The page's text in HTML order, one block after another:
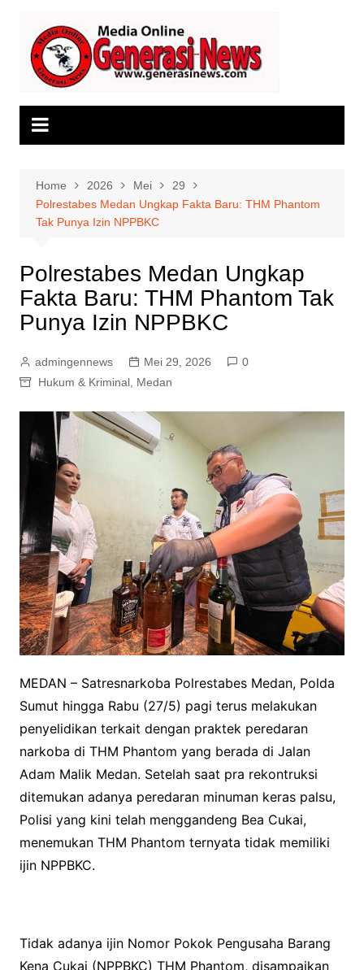
content
Home 2026 Mei
29
Polrestabes Medan Ungkap Fakta Baru: THM Phantom
Tak Punya Izin NPPBKC
Polrestabes Medan Ungkap
Fakta Baru: THM Phantom Tak
Punya Izin NPPBKC
admingennews Mei 29, 2026
0
Hukum & Kriminal, Medan
MEDAN – Satresnarkoba Polrestabes Medan, Polda
Sumut hingga Rabu (27/5) pagi terus melakukan
penyelidikan terkait dengan praktek peredaran
narkoba di THM Phantom yang berada di Jalan
Adam Malik Medan. Setelah saat pra rekontruksi
ditemukan adanya peredaran minuman keras palsu,
Polisi yang kini telah menggandeng Bea Cukai,
menemukan THM Phantom ternyata tidak memiliki
ijin NPPBKC.
Tidak adanya ijin Nomor Pokok Pengusaha Barang
Kena Cukai (NPPBKC) THM Phantom, disampaikan